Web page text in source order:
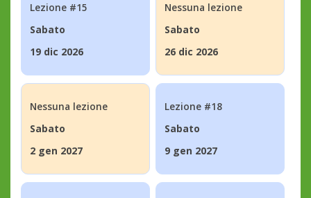
Lezione #15
Sabato
19 dic 2026
Nessuna lezione
Sabato
26 dic 2026
Nessuna lezione
Sabato
2 gen 2027
Lezione #18
Sabato
9 gen 2027